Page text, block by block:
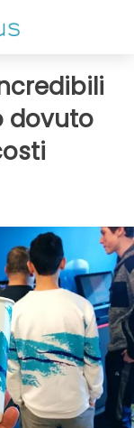
dovuto